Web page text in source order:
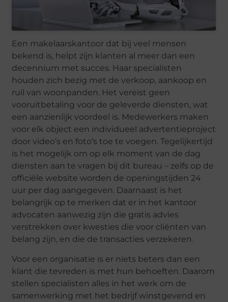
Een makelaarskantoor dat bij veel mensen
bekend is, helpt zijn klanten al meer dan een
decennium met succes. Haar specialisten
houden zich bezig met de verkoop, aankoop en
ruil van woonpanden. Het vereist geen
vooruitbetaling voor de geleverde diensten, wat
een aanzienlijk voordeel is. Medewerkers maken
voor elk object een individueel advertentieproject
door video’s en foto’s toe te voegen. Tegelijkertijd
is het mogelijk om op elk moment van de dag
diensten aan te vragen bij dit bureau – zelfs op de
officiële website worden de openingstijden 24
uur per dag aangegeven. Daarnaast is het
belangrijk op te merken dat er in het kantoor
advocaten aanwezig zijn die gratis advies
verstrekken over kwesties die voor cliënten van
belang zijn, en die de transacties verzekeren.
Voor een organisatie is er niets beters dan een
klant die tevreden is met hun behoeften. Daarom
stellen specialisten alles in het werk om de
samenwerking met het bedrijf winstgevend en